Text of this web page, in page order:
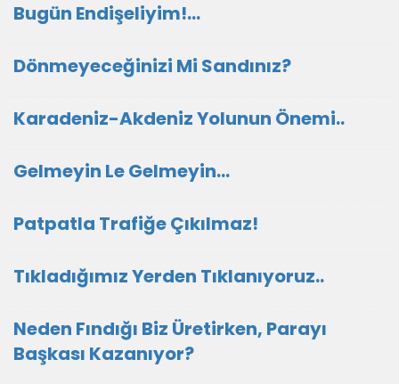
Bugün Endişeliyim!...
Dönmeyeceğinizi Mi Sandınız?
Karadeniz-Akdeniz Yolunun Önemi..
Gelmeyin Le Gelmeyin...
Patpatla Trafiğe Çıkılmaz!
Tıkladığımız Yerden Tıklanıyoruz..
Neden Fındığı Biz Üretirken, Parayı
Başkası Kazanıyor?